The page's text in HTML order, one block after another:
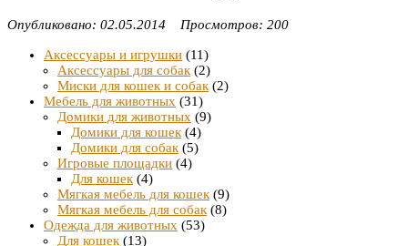
Опубликовано: 02.05.2014 Просмотров: 200
Аксессуары и игрушки (11)
Аксессуары для собак (2)
Миски для кошек и собак (2)
Мебель для животных (31)
Домики для животных (9)
Домики для кошек (4)
Домики для собак (5)
Игровые площадки (4)
Для кошек (4)
Мягкая мебель для кошек (9)
Мягкая мебель для собак (8)
Одежда для животных (53)
Для кошек (13)